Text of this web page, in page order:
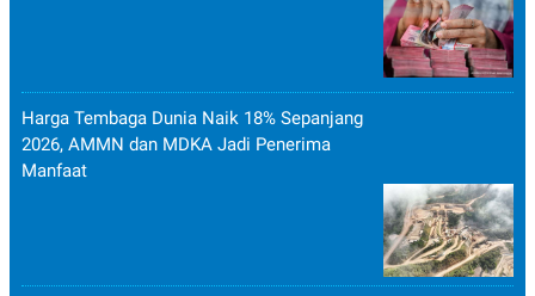
Harga Tembaga Dunia Naik 18% Sepanjang
2026, AMMN dan MDKA Jadi Penerima
Manfaat